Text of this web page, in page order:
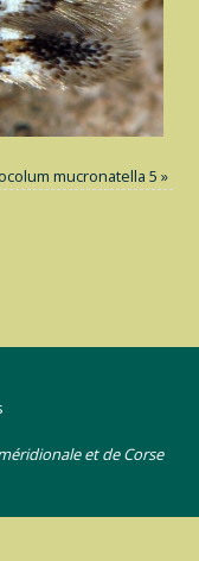
mucronatella 5 »
et de Corse